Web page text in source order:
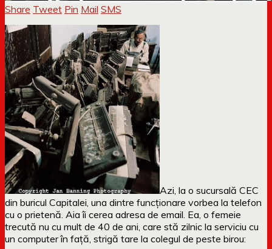
Share Tweet Pin Mail SMS
Azi, la o sucursală CEC
din buricul Capitalei, una dintre funcționare vorbea la telefon
cu o prietenă. Aia îi cerea adresa de email. Ea, o femeie
trecută nu cu mult de 40 de ani, care stă zilnic la serviciu cu
un computer în față, strigă tare la colegul de peste birou: